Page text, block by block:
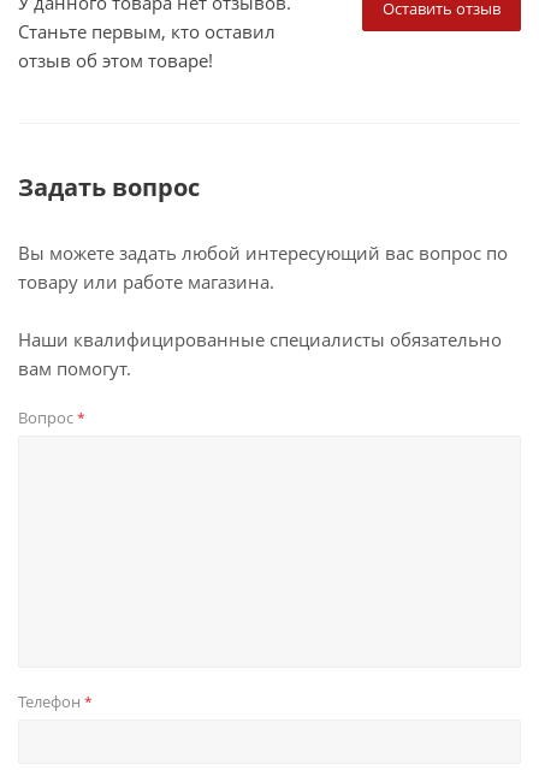
Оставить отзыв
Станьте первым, кто оставил
отзыв об этом товаре!
Задать вопрос
Вы можете задать любой интересующий вас вопрос по
товару или работе магазина.
Наши квалифицированные специалисты обязательно
вам помогут.
Вопрос*
Телефон *